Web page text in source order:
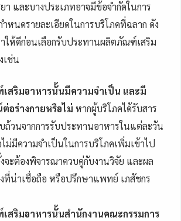
า และบางประเภทอาจมีข้อจำกัดในการ
ำหนดรายละเอียดในการบริโภคที่ฉลาก ดัง
ให้ดีก่อนเลือกรับประทานผลิตภัณฑ์เสริม
เช่น
สริมอาหารนั้นมีความจำเป็น และมี
อร่างกายหรือไม่ หากผู้บริโภคได้รับสาร
ถ้วนจากการรับประทานอาหารในแต่ละวัน
ม่มีความจำเป็นในการบริโภคเพิ่มเข้าไป
จะต้องพิจารณาควบคู่กับงานวิจัย และผล
ที่น่าเชื่อถือ หรือปรึกษาแพทย์ เภสัชกร
สริมอาหารนั้นสำนักงานคณะกรรมการ